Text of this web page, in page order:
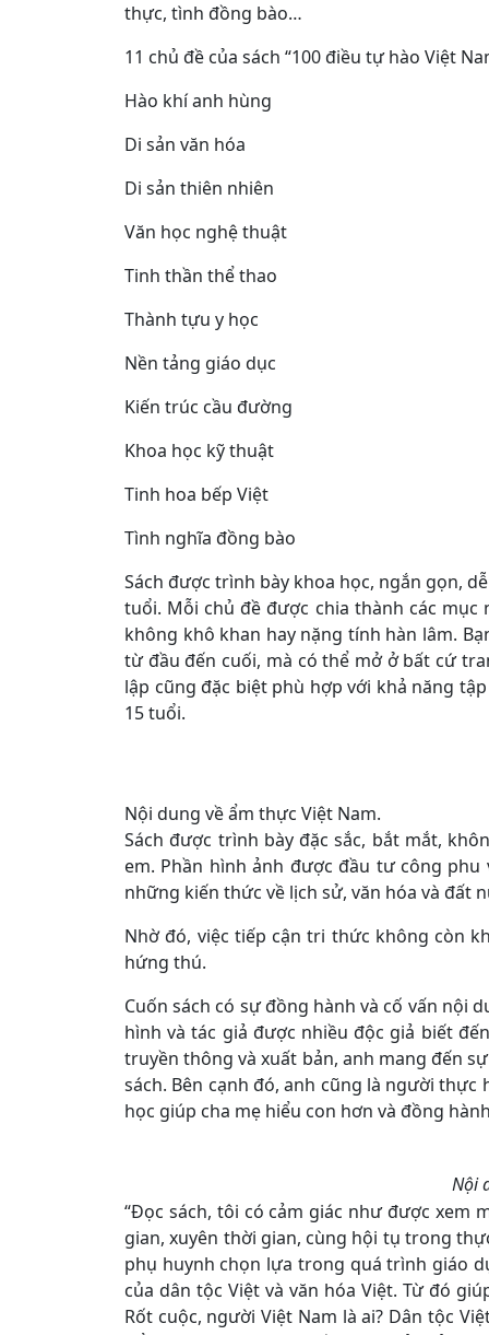
thực, tình đồng bào…
11 chủ đề của sách “100 điều tự hào Việt
Hào khí anh hùng
Di sản văn hóa
Di sản thiên nhiên
Văn học nghệ thuật
Tinh thần thể thao
Thành tựu y học
Nền tảng giáo dục
Kiến trúc cầu đường
Khoa học kỹ thuật
Tinh hoa bếp Việt
Tình nghĩa đồng bào
Sách được trình bày khoa học, ngắn gọn,
tuổi. Mỗi chủ đề được chia thành các
không khô khan hay nặng tính hàn lâm.
từ đầu đến cuối, mà có thể mở ở bất cứ
lập cũng đặc biệt phù hợp với khả năng
15 tuổi.
Nội dung về ẩm thực Việt Nam.
Sách được trình bày đặc sắc, bắt mắt,
em. Phần hình ảnh được đầu tư công
những kiến thức về lịch sử, văn hóa và đất
Nhờ đó, việc tiếp cận tri thức không còn
hứng thú.
Cuốn sách có sự đồng hành và cố vấn nội
hình và tác giả được nhiều độc giả biết
truyền thông và xuất bản, anh mang đến
sách. Bên cạnh đó, anh cũng là người thực
học giúp cha mẹ hiểu con hơn và đồng
Nội
“Đọc sách, tôi có cảm giác như được xem
gian, xuyên thời gian, cùng hội tụ trong
phụ huynh chọn lựa trong quá trình giáo
của dân tộc Việt và văn hóa Việt. Từ đó
Rốt cuộc, người Việt Nam là ai? Dân tộc